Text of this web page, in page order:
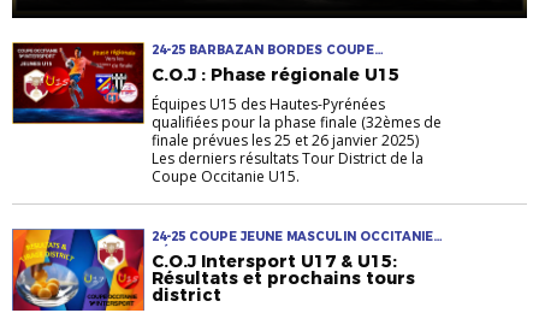
24-25 BARBAZAN BORDES COUPE
OCCITANIE JEUNE LOURDES MASCULIN
SÉMÉAC TPF U14-U15
C.O.J : Phase régionale U15
Équipes U15 des Hautes-Pyrénées
qualifiées pour la phase finale (32èmes de
finale prévues les 25 et 26 janvier 2025)
Les derniers résultats Tour District de la
Coupe Occitanie U15.
24-25 COUPE JEUNE MASCULIN OCCITANIE
RÉSULTATS TIRAGE U14-U15 U16-U17
C.O.J Intersport U17 & U15:
Résultats et prochains tours
district